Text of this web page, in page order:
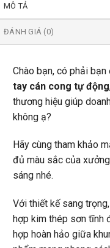
MÔ TẢ
ĐÁNH GIÁ (0)
Chào bạn, có phải
tay cán cong tự động
thương hiệu giúp
không ạ?
Hãy cùng tham khảo
đủ màu sắc của
sáng nhé.
Với thiết kế sang
hợp kim thép sơn tĩnh
hợp hoàn hảo giữa